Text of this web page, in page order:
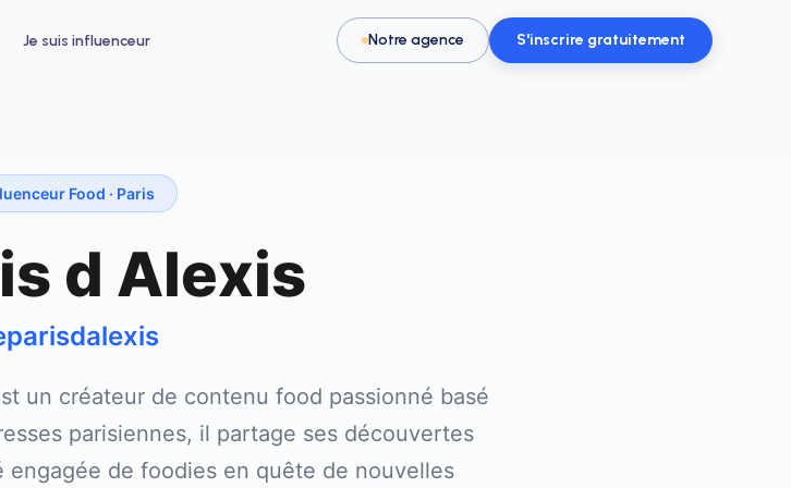
Pour le bien-être
Développez votre clientèle en institut, spa
ou salon de coiffure
Je suis influenceur Notre agence S'inscrire gratuitement
Food · Paris
d Alexis
un créateur de contenu food passionné basé
parisiennes, il partage ses découvertes
engagée de foodies en quête de nouvelles